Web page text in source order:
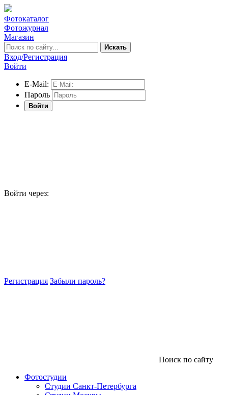
Фотокаталог
Фотожурнал
Магазин
Искать
Вход/Регистрация
Войти
E-Mail:
Пароль
Войти
Войти через:
Регистрация Забыли пароль?
Поиск по сайту
Фотостудии
Студии Санкт-Петербурга